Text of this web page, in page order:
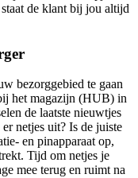
de klant bij jou altijd
bezorggebied te gaan
het magazijn (HUB) in
de laatste nieuwtjes
netjes uit? Is de juiste
en pinapparaat op,
Tijd om netjes je
mee terug en ruimt na